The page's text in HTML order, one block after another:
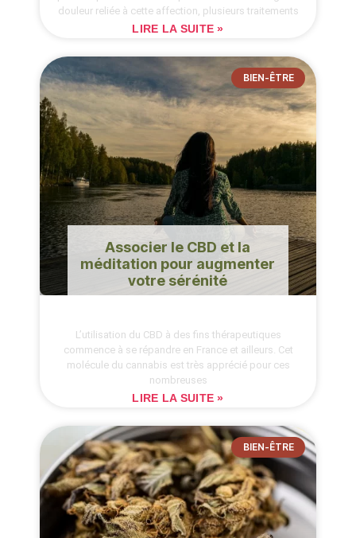
douleur reliée à cette affection, plusieurs traitements
LIRE LA SUITE »
BIEN-ÊTRE
Associer le CBD et la
méditation pour augmenter
votre sérénité
L’utilisation du CBD à des fins thérapeutiques
commence à se répandre en France et ailleurs. Cet
molécule du cannabis est très apprécié pour ces
nombreuses
LIRE LA SUITE »
BIEN-ÊTRE